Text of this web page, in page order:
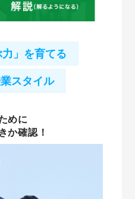
力」を育てる
スタイル
めに
か確認！